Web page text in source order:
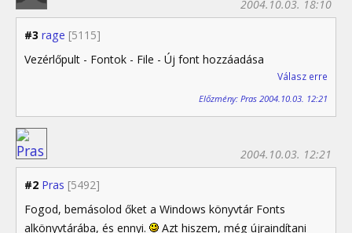
#3 rage [5115]
2004.10.03. 18:10
Vezérlőpult - Fontok - File - Új font hozzáadása
Válasz erre
Előzmény: Pras 2004.10.03. 12:21
#2 Pras [5492]
2004.10.03. 12:21
Fogod, bemásolod őket a Windows könyvtár Fonts
alkönyvtárába, és ennyi.
Azt hiszem, még újraindítani